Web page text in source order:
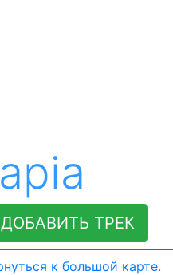
ТРЕК
к большой карте.